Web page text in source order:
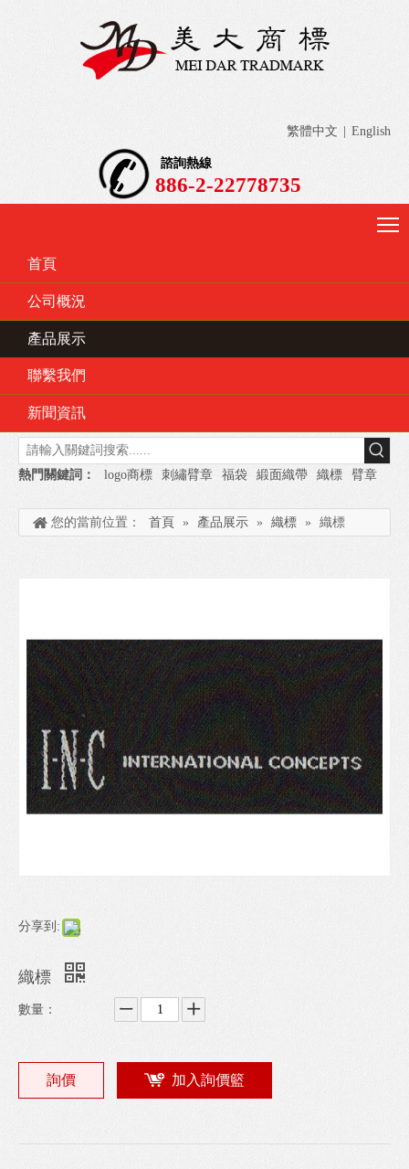
繁體中文 English
諮詢熱線
886-2-22778735
首頁
公司概況
產品展示
聯繫我們
新聞資訊
熱門關鍵詞： logo商標 刺繡臂章 福袋 緞面織帶 織標 臂章
您的當前位置： 首頁 » 產品展示 » 織標 » 織標
分享到:
織標
數量：
詢價 加入詢價籃